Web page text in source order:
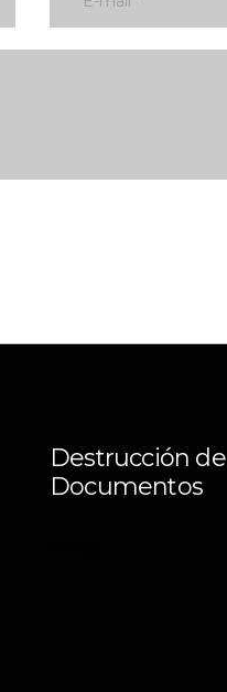
Destrucción de
Documentos